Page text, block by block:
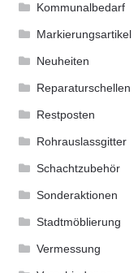
Kommunalbedarf
Markierungsartikel
Neuheiten
Reparaturschellen
Restposten
Rohrauslassgitter
Schachtzubehör
Sonderaktionen
Stadtmöblierung
Vermessung